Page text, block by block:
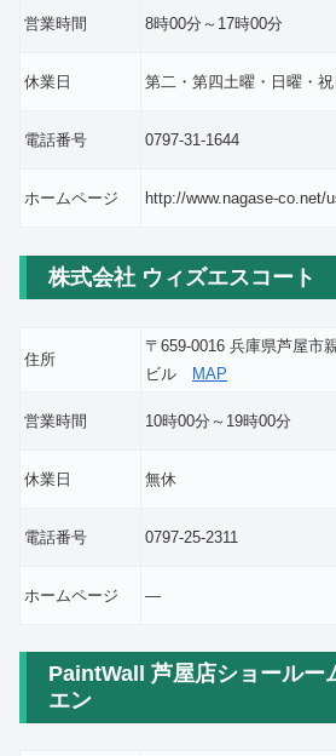
営業時間 8時00分～17時00分
休業日 第二・第四土曜・日曜・祝
電話番号 0797-31-1644
ホームページ http://www.nagase-co.net/
株式会社 ウィズエスコート
住所
〒659-0016 兵庫県芦屋市
ビル
MAP
営業時間 10時00分～19時00分
休業日 無休
電話番号 0797-25-2311
ホームページ ―
PaintWall 芦屋店ショールー
エン